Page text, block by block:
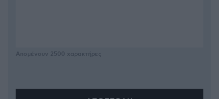
Απομένουν 2500 χαρακτήρες